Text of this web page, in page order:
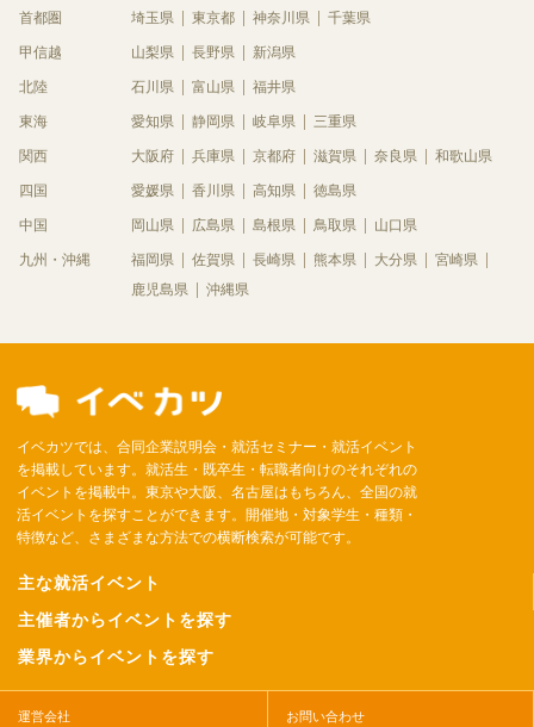
首都圏 埼玉県 東京都 神奈川県 千葉県
甲信越 山梨県 長野県 新潟県
北陸 石川県 富山県 福井県
東海 愛知県 静岡県 岐阜県 三重県
関西 大阪府 兵庫県 京都府 滋賀県 奈良県 和歌山県
四国 愛媛県 香川県 高知県 徳島県
中国 岡山県 広島県 島根県 鳥取県 山口県
九州・沖縄 福岡県 佐賀県 長崎県 熊本県 大分県
宮崎県
鹿児島県
沖縄県
イベカツでは、合同企業説明会・就活セミナー・就活イベント
を掲載しています。就活生・既卒生・転職者向けのそれぞれの
イベントを掲載中。東京や大阪、名古屋はもちろん、全国の就
活イベントを探すことができます。開催地・対象学生・種類・
特徴など、さまざまな方法での横断検索が可能です。
主な就活イベント
主催者からイベントを探す
業界からイベントを探す
運営会社 お問い合わせ